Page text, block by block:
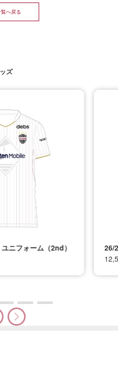
へ戻る
ズ
ニフォーム（2nd）
26/